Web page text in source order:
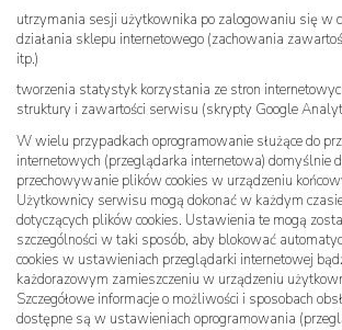
utrzymania sesji użytkownika po zalogowaniu się w
działania sklepu internetowego (zachowania
itp.)
tworzenia statystyk korzystania ze stron
struktury i zawartości serwisu (skrypty Google
W wielu przypadkach oprogramowanie służące do
internetowych (przeglądarka internetowa) domyślnie
przechowywanie plików cookies w urządzeniu
Użytkownicy serwisu mogą dokonać w każdym
dotyczących plików cookies. Ustawienia te mogą
szczególności w taki sposób, aby blokować
cookies w ustawieniach przeglądarki internetowej
każdorazowym zamieszczeniu w urządzeniu
Szczegółowe informacje o możliwości i sposobach
dostępne są w ustawieniach oprogramowania